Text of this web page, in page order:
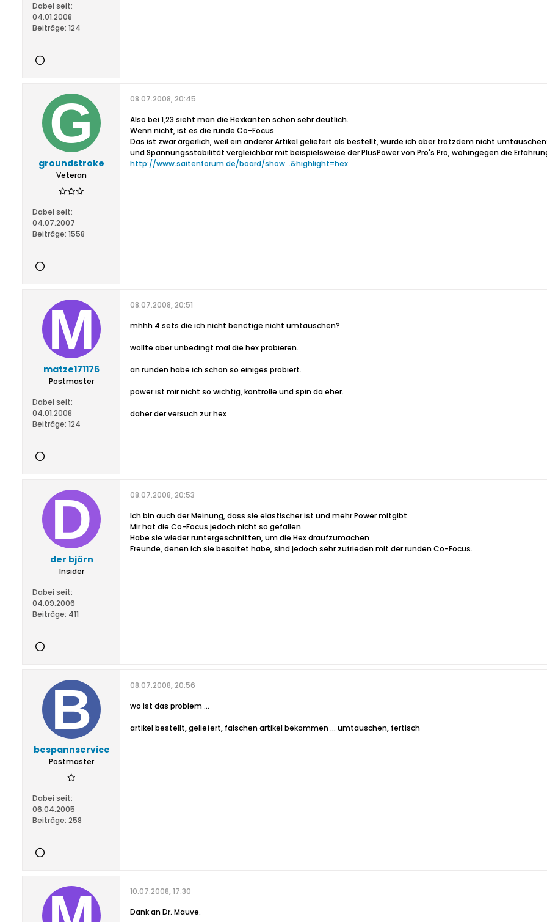
Dabei seit:
04.01.2008
Beiträge: 124
groundstroke
Veteran
Dabei seit:
04.07.2007
Beiträge: 1558
08.07.2008, 20:45
Also bei 1,23 sieht man die Hexkanten schon sehr deutlich.
Wenn nicht, ist es die runde Co-Focus.
Das ist zwar ärgerlich, weil ein anderer Artikel geliefert als bestellt, würde ich aber trotzdem nicht
und Spannungsstabilität vergleichbar mit beispielsweise der PlusPower von Pro's Pro, wohingegen die
http://www.saitenforum.de/board/show...&highlight=hex
matze171176
Postmaster
Dabei seit:
04.01.2008
Beiträge: 124
08.07.2008, 20:51
mhhh 4 sets die ich nicht benötige nicht umtauschen?
wollte aber unbedingt mal die hex probieren.
an runden habe ich schon so einiges probiert.
power ist mir nicht so wichtig, kontrolle und spin da eher.
daher der versuch zur hex
der björn
Insider
Dabei seit:
04.09.2006
Beiträge: 411
08.07.2008, 20:53
Ich bin auch der Meinung, dass sie elastischer ist und mehr Power mitgibt.
Mir hat die Co-Focus jedoch nicht so gefallen.
Habe sie wieder runtergeschnitten, um die Hex draufzumachen
Freunde, denen ich sie besaitet habe, sind jedoch sehr zufrieden mit der runden Co-Focus.
bespannservice
Postmaster
Dabei seit:
06.04.2005
Beiträge: 258
08.07.2008, 20:56
wo ist das problem ...
artikel bestellt, geliefert, falschen artikel bekommen ... umtauschen, fertisch
10.07.2008, 17:30
Dank an Dr. Mauve.